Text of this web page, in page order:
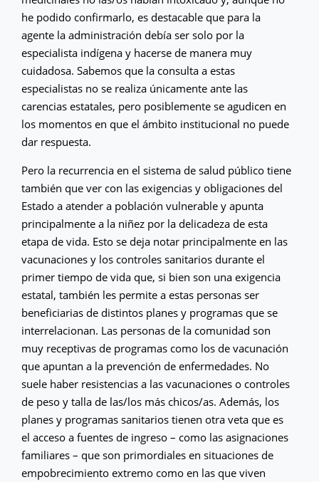
he podido confirmarlo, es destacable que para la
agente la administración debía ser solo por la
especialista indígena y hacerse de manera muy
cuidadosa. Sabemos que la consulta a estas
especialistas no se realiza únicamente ante las
carencias estatales, pero posiblemente se agudicen en
los momentos en que el ámbito institucional no puede
dar respuesta.
Pero la recurrencia en el sistema de salud público tiene
también que ver con las exigencias y obligaciones del
Estado a atender a población vulnerable y apunta
principalmente a la niñez por la delicadeza de esta
etapa de vida. Esto se deja notar principalmente en las
vacunaciones y los controles sanitarios durante el
primer tiempo de vida que, si bien son una exigencia
estatal, también les permite a estas personas ser
beneficiarias de distintos planes y programas que se
interrelacionan. Las personas de la comunidad son
muy receptivas de programas como los de vacunación
que apuntan a la prevención de enfermedades. No
suele haber resistencias a las vacunaciones o controles
de peso y talla de las/los más chicos/as. Además, los
planes y programas sanitarios tienen otra veta que es
el acceso a fuentes de ingreso – como las asignaciones
familiares – que son primordiales en situaciones de
empobrecimiento extremo como en las que viven